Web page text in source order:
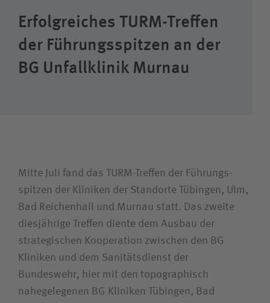
Unfallversicherungsträger
Zuweiserin / Zuweiser
Bewerberin / Bewerber
Erfolgreiches TURM-Treffen
der Führungs­spitzen an der
BG Unfall­klinik Murnau
Mitte Juli fand das TURM-Treffen der Führungs­
spitzen der Kliniken der Standorte Tübingen, Ulm,
Bad Reichenhall und Murnau statt. Das zweite
diesjährige Treffen diente dem Ausbau der
strategischen Kooperation zwischen den BG
Kliniken und dem Sanitätsdienst der
Bundeswehr, hier mit den top­ographisch
nahegelegenen BG Kliniken Tübingen, Bad